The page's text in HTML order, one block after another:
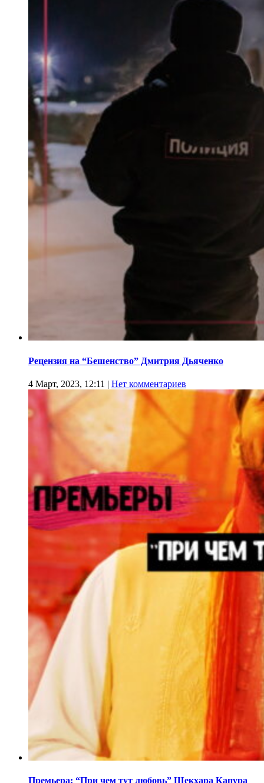
Рецензия на “Бешенство” Дмитрия Дьяченко
4 Март, 2023, 12:11 | Нет комментариев
Премьера: “При чем тут любовь” Шекхара Капура